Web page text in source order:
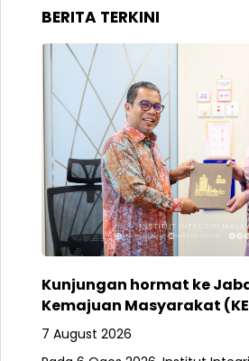
BERITA TERKINI
Kunjungan hormat ke
Kemajuan Masyarakat
7 August 2026